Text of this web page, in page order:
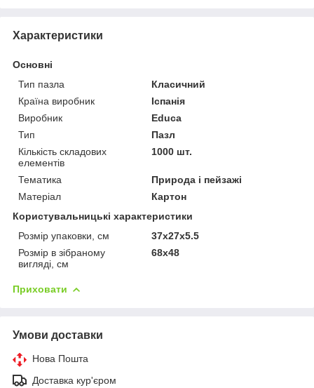
Характеристики
Основні
Тип пазла
Класичний
Країна виробник
Іспанія
Виробник
Educa
Тип
Пазл
Кількість складових
елементів
1000 шт.
Тематика
Природа і пейзажі
Матеріал
Картон
Користувальницькі характеристики
Розмір упаковки, см
37x27x5.5
Розмір в зібраному
вигляді, см
68х48
Приховати
Умови доставки
Нова Пошта
Доставка кур'єром